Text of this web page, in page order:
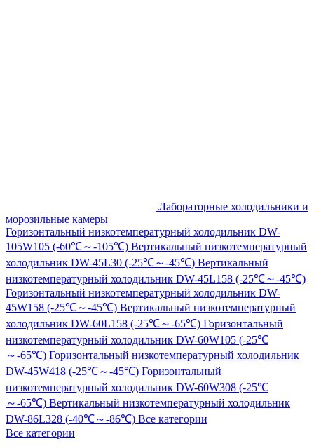
Лабораторные холодильники и
морозильные камеры
Горизонтальный низкотемпературный холодильник DW-
105W105 (-60℃～-105℃) Вертикальный низкотемпературный
холодильник DW-45L30 (-25℃～-45℃) Вертикальный
низкотемпературный холодильник DW-45L158 (-25℃～-45℃)
Горизонтальный низкотемпературный холодильник DW-
45W158 (-25℃～-45℃) Вертикальный низкотемпературный
холодильник DW-60L158 (-25℃～-65℃) Горизонтальный
низкотемпературный холодильник DW-60W105 (-25℃
～-65℃) Горизонтальный низкотемпературный холодильник
DW-45W418 (-25℃～-45℃) Горизонтальный
низкотемпературный холодильник DW-60W308 (-25℃
～-65℃) Вертикальный низкотемпературный холодильник
DW-86L328 (-40℃～-86℃) Все категории
Все категории